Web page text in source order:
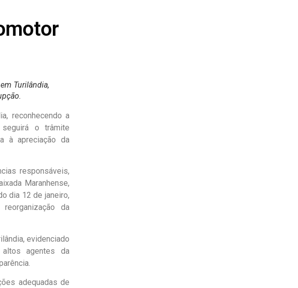
Turilândia,
reconhecendo a
o trâmite
à apreciação da
responsáveis,
Maranhense,
dia 12 de janeiro,
da
evidenciado
agentes da
adequadas de